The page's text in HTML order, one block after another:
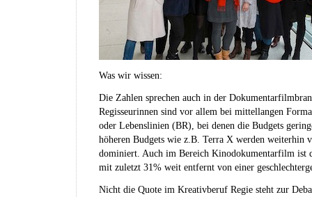
Was wir wissen:
Die Zahlen sprechen auch in der
Regisseurinnen sind vor allem bei mittellangen
oder Lebenslinien (BR), bei denen die Budgets
höheren Budgets wie z.B. Terra X werden weiterhin
dominiert. Auch im Bereich Kinodoku­men­tarfilm ist
mit zuletzt 31% weit entfernt von einer
Nicht die Quote im Kreativberuf Regie steht zur